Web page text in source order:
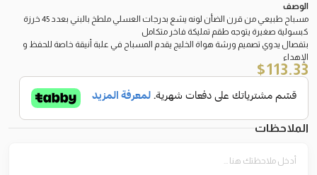
الوصف
مسباح طبيعي من قرن الضأن لونه يشع بدرجات العسلي ملطخ بالبني بعدد 45 خرزة
كبسولية صغيرة يتوجه طقم تمليكة فاخر متكامل
بتفصال يدوي تصميم ورشة هواة الخليج يقدم المسباح في علبة أنيقة خاصة للحفظ و
الإهداء
113.33
$
الملاحظات